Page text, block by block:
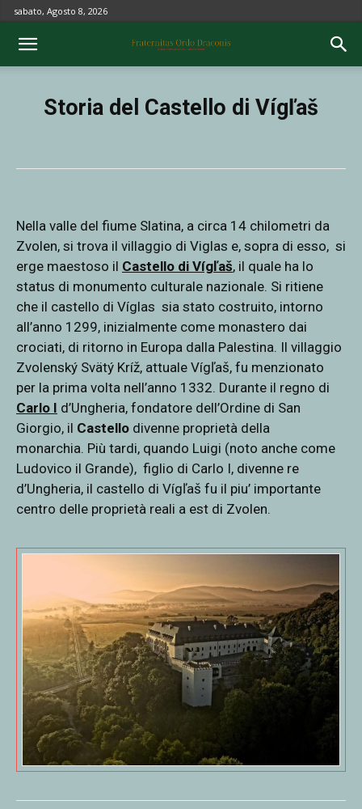
sabato, Agosto 8, 2026
Storia del Castello di Vígľaš
Nella valle del fiume Slatina, a circa 14 chilometri da
Zvolen, si trova il villaggio di Viglas e, sopra di esso, si
erge maestoso il Castello di Vígľaš, il quale ha lo
status di monumento culturale nazionale. Si ritiene
che il castello di Víglas sia stato costruito, intorno
all’anno 1299, inizialmente come monastero dai
crociati, di ritorno in Europa dalla Palestina. Il villaggio
Zvolenský Svätý Kríž, attuale Vígľaš, fu menzionato
per la prima volta nell’anno 1332. Durante il regno di
Carlo I d’Ungheria, fondatore dell’Ordine di San
Giorgio, il Castello divenne proprietà della
monarchia. Più tardi, quando Luigi (noto anche come
Ludovico il Grande), figlio di Carlo I, divenne re
d’Ungheria, il castello di Vígľaš fu il piu’ importante
centro delle proprietà reali a est di Zvolen.